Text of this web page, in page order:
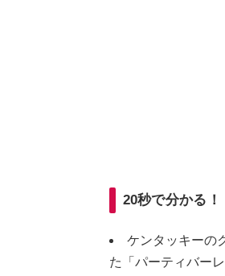
20秒で分かる
ケンタッキーの
た「パーティバー